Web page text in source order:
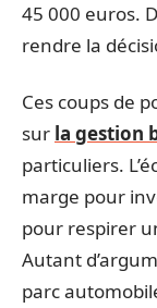
45 000 euros.
rendre la
Ces coups de
sur la gestion
particuliers.
marge pour
pour respirer
Autant
parc